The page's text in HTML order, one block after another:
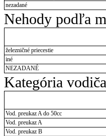
nezadané
Nehody podľa
železničné priecestie
iné
NEZADANÉ
Kategória
Vod. preukaz A do 50cc
Vod. preukaz A
Vod. preukaz B